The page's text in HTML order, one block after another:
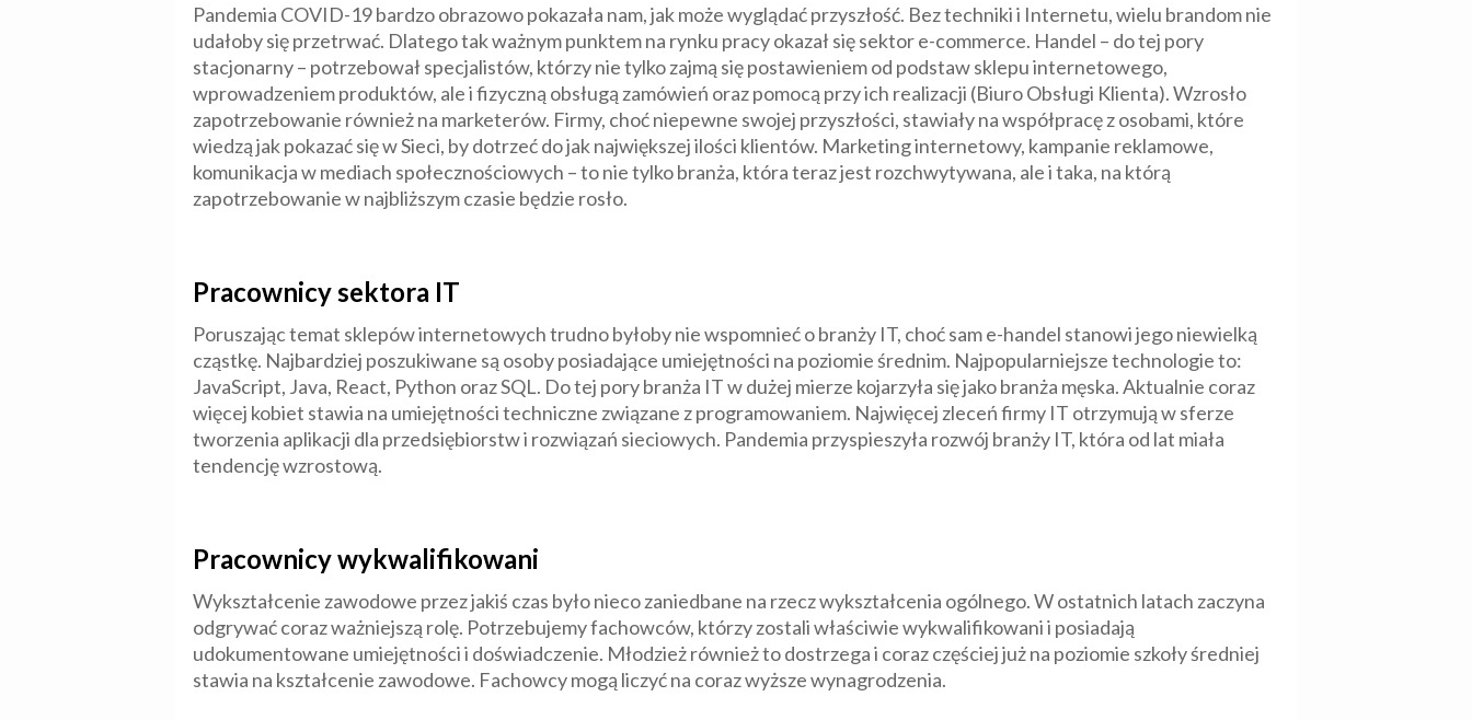
Pandemia COVID-19 bardzo obrazowo pokazała nam, jak może wyglądać przyszłość. Bez techniki i Internetu, wielu brandom nie
udałoby się przetrwać. Dlatego tak ważnym punktem na rynku pracy okazał się sektor e-commerce. Handel – do tej pory
stacjonarny – potrzebował specjalistów, którzy nie tylko zajmą się postawieniem od podstaw sklepu internetowego,
wprowadzeniem produktów, ale i fizyczną obsługą zamówień oraz pomocą przy ich realizacji (Biuro Obsługi Klienta). Wzrosło
zapotrzebowanie również na marketerów. Firmy, choć niepewne swojej przyszłości, stawiały na współpracę z osobami, które
wiedzą jak pokazać się w Sieci, by dotrzeć do jak największej ilości klientów. Marketing internetowy, kampanie reklamowe,
komunikacja w mediach społecznościowych – to nie tylko branża, która teraz jest rozchwytywana, ale i taka, na którą
zapotrzebowanie w najbliższym czasie będzie rosło.
Pracownicy sektora IT
Poruszając temat sklepów internetowych trudno byłoby nie wspomnieć o branży IT, choć sam e-handel stanowi jego niewielką
cząstkę. Najbardziej poszukiwane są osoby posiadające umiejętności na poziomie średnim. Najpopularniejsze technologie to:
JavaScript, Java, React, Python oraz SQL. Do tej pory branża IT w dużej mierze kojarzyła się jako branża męska. Aktualnie coraz
więcej kobiet stawia na umiejętności techniczne związane z programowaniem. Najwięcej zleceń firmy IT otrzymują w sferze
tworzenia aplikacji dla przedsiębiorstw i rozwiązań sieciowych. Pandemia przyspieszyła rozwój branży IT, która od lat miała
tendencję wzrostową.
Pracownicy wykwalifikowani
Wykształcenie zawodowe przez jakiś czas było nieco zaniedbane na rzecz wykształcenia ogólnego. W ostatnich latach zaczyna
odgrywać coraz ważniejszą rolę. Potrzebujemy fachowców, którzy zostali właściwie wykwalifikowani i posiadają
udokumentowane umiejętności i doświadczenie. Młodzież również to dostrzega i coraz częściej już na poziomie szkoły średniej
stawia na kształcenie zawodowe. Fachowcy mogą liczyć na coraz wyższe wynagrodzenia.